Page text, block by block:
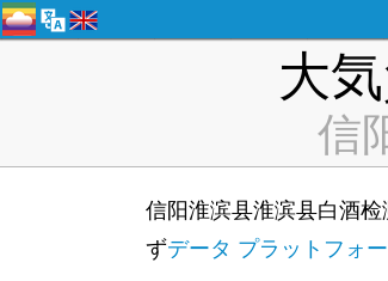
大
信
信阳淮滨县淮滨县白酒
ずデータ プラットフォ